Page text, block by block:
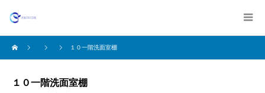
１０一階洗面室棚
１０一階洗面室棚